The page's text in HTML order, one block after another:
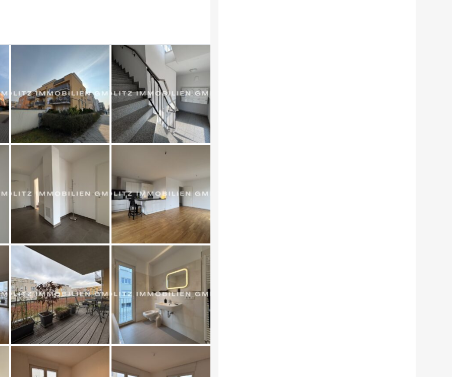
Armaturen rundet das Raumangebot ab.
ein Tiefgaragenstellplatz mit E-Ladestation. Ein Aufzug
Zugang
Adlershof, bietet Ihnen eine ruhige und dennoch
oder Berufstätige mit Sinn für Qualität und
für weitere Informationen oder eine Besichtigung
mit unserem erfahrenen